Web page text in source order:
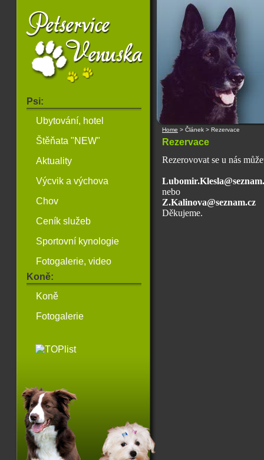
Psi:
Ubytování, hotel
Štěňata "NEW"
Aktuality
Výcvik a výchova
Chov
Ceník služeb
Sportovní kynologie
Fotogalerie, video
Koně:
Koně
Fotogalerie
Home > Článek > Rezervace
Rezervace
Rezerovovat se u nás
nebo
Z.Kalinova@seznam.cz
Děkujeme.